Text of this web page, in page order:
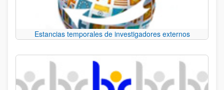
Estancias temporales de investigadores externos